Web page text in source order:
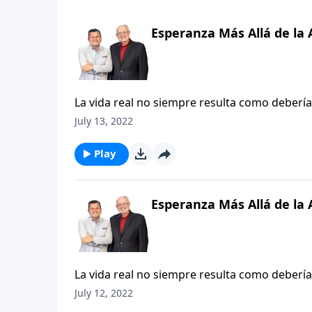
Esperanza Más Allá de la
La vida real no siempre resulta como
Como creyentes sabemos que al final, el
mientras tanto? ¿Cómo podemos persistir
July 13, 2022
Play
Esperanza Más Allá de la
La vida real no siempre resulta como
Como creyentes sabemos que al final, el
July 12, 2022